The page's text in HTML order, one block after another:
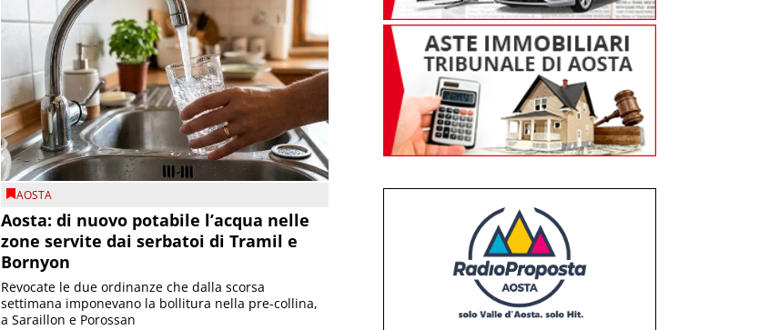
AOSTA
Aosta: di nuovo potabile l’acqua nelle
zone servite dai serbatoi di Tramil e
Bornyon
Revocate le due ordinanze che dalla scorsa
settimana imponevano la bollitura nella pre-collina,
a Saraillon e Porossan